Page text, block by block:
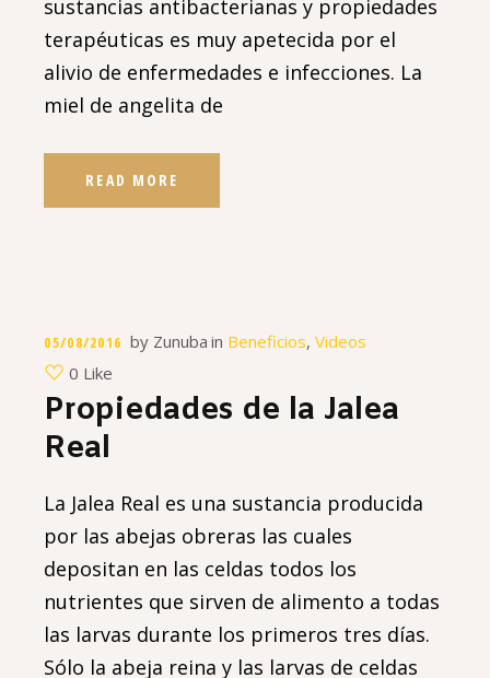
sustancias antibacterianas y propiedades
terapéuticas es muy apetecida por el
alivio de enfermedades e infecciones. La
miel de angelita de
READ MORE
05/08/2016 by Zunuba in Beneficios,Videos
0 Like
Propiedades de la Jalea
Real
La Jalea Real es una sustancia producida
por las abejas obreras las cuales
depositan en las celdas todos los
nutrientes que sirven de alimento a todas
las larvas durante los primeros tres días.
Sólo la abeja reina y las larvas de celdas